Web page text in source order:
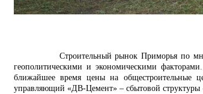
Строительный рынок Приморья по мнению
геополитическими и экономическими факторами
ближайшее время цены на общестроительные
управляющий «ДВ-Цемент» – сбытовой структуры